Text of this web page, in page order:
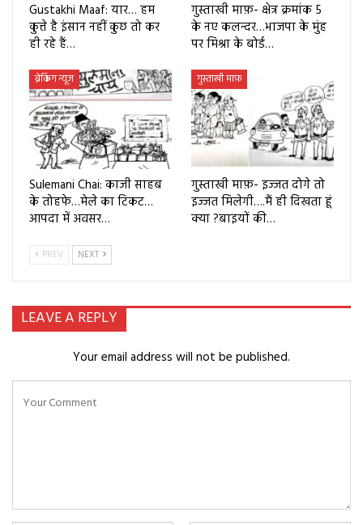
Gustakhi Maaf: यार… हम
कुत्ते है इंसान नहीं कुछ तो कर
ही रहे हैं…
गुस्ताखी माफ़- क्षेत्र क्रमांक 5
के नए कलन्दर…भाजपा के मुंह
पर मिश्रा के बोर्ड…
ब्रेकिंग न्यूज
Sulemani Chai: काजी साहब
के तोहफे…मेले का टिकट…
आपदा में अवसर…
गुस्ताखी माफ़
गुस्ताखी माफ़- इज्जत दोगे तो
इज्जत मिलेगी….मैं ही दिखता हूं
क्या ?बाइयों की…
PREV NEXT
LEAVE A REPLY
Your email address will not be published.